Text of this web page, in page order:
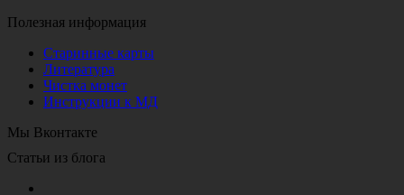
Полезная информация
Старинные карты
Литература
Чистка монет
Инструкции к МД
Мы Вконтакте
Статьи из блога